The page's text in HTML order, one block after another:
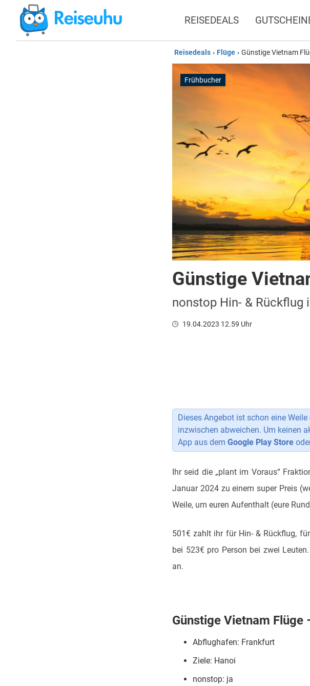
REISEDEALS
Reisedeals › Flüge › Günstige Vietnam
Frühbucher
Günstige
nonstop Hin- & Rückflug
19.04.2023 12.59 Uhr
Dieses Angebot ist schon eine
inzwischen abweichen. Um keinen
App aus dem Google Play Store
Ihr seid die „plant im Voraus“
Januar 2024 zu einem super Preis
Weile, um euren Aufenthalt (eure
501€ zahlt ihr für Hin- & Rückflug,
bei 523€ pro Person bei zwei
an.
Günstige Vietnam
Abflughafen: Frankfurt
Ziele: Hanoi
nonstop: ja